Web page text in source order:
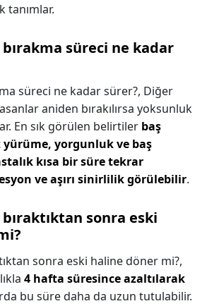
tanımlar.
süreci ne kadar
süreci ne kadar sürer?, Diğer
aniden bırakılırsa yoksunluk
En sık görülen belirtiler baş
yürüme, yorgunluk ve baş
kısa bir süre tekrar
ve aşırı sinirlilik görülebilir.
sonra eski
sonra eski haline döner mi?,
4 hafta süresince azaltılarak
bu süre daha da uzun tutulabilir.